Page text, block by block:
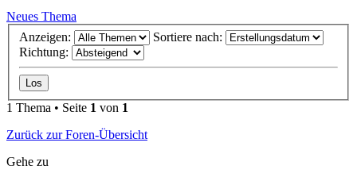
Neues Thema
Anzeigen:
Sortiere nach:
Richtung:
1 Thema • Seite 1 von 1
Zurück zur Foren-Übersicht
Gehe zu